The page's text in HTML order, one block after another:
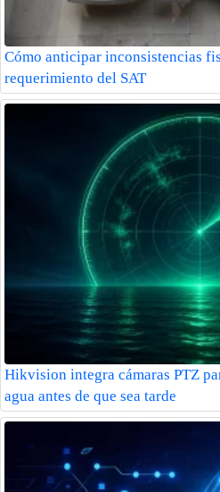
Cómo anticipar inconsistencias
requerimiento del SAT
Hikvision integra cámaras PTZ
agua antes de que sea tarde